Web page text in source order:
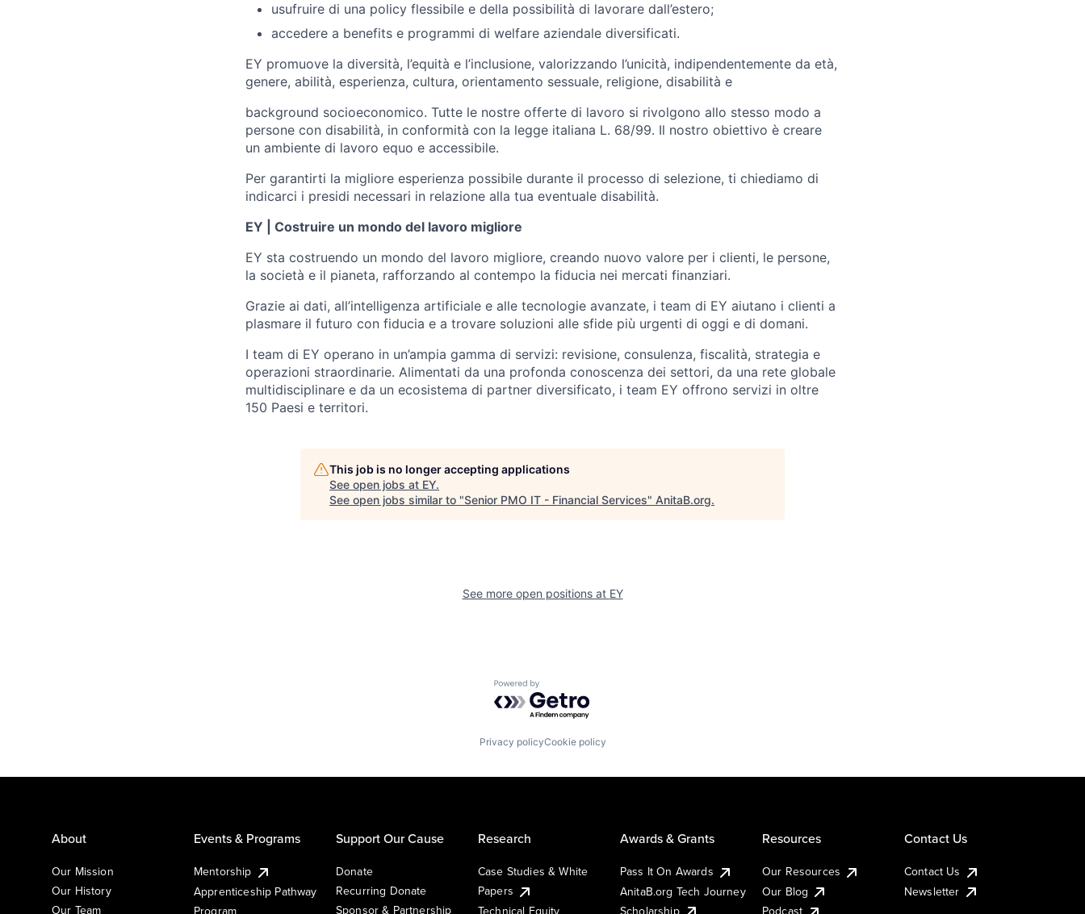
usufruire di una policy flessibile e della possibilità di lavorare dall’estero;
accedere a benefits e programmi di welfare aziendale diversificati.
EY promuove la diversità, l’equità e l’inclusione, valorizzando l’unicità, indipendentemente da età,
genere, abilità, esperienza, cultura, orientamento sessuale, religione, disabilità e
background socioeconomico. Tutte le nostre offerte di lavoro si rivolgono allo stesso modo a
persone con disabilità, in conformità con la legge italiana L. 68/99. Il nostro obiettivo è creare
un ambiente di lavoro equo e accessibile.
Per garantirti la migliore esperienza possibile durante il processo di selezione, ti chiediamo di
indicarci i presidi necessari in relazione alla tua eventuale disabilità.
EY | Costruire un mondo del lavoro migliore
EY sta costruendo un mondo del lavoro migliore, creando nuovo valore per i clienti, le persone,
la società e il pianeta, rafforzando al contempo la fiducia nei mercati finanziari.
Grazie ai dati, all’intelligenza artificiale e alle tecnologie avanzate, i team di EY aiutano i clienti a
plasmare il futuro con fiducia e a trovare soluzioni alle sfide più urgenti di oggi e di domani.
I team di EY operano in un’ampia gamma di servizi: revisione, consulenza, fiscalità, strategia e
operazioni straordinarie. Alimentati da una profonda conoscenza dei settori, da una rete globale
multidisciplinare e da un ecosistema di partner diversificato, i team EY offrono servizi in oltre
150 Paesi e territori.
This job is no longer accepting applications
See open jobs at EY.
See open jobs similar to "Senior PMO IT - Financial Services" AnitaB.org.
See more open positions at EY
Powered by Getro.com
Privacy policyCookie policy
About
Our Mission
Our History
Our Team
Events & Programs
Mentorship
Apprenticeship Pathway
Program
Support Our Cause
Donate
Recurring Donate
Sponsor & Partnership
Research
Case Studies & White
Papers
Technical Equity
Awards & Grants
Pass It On Awards
AnitaB.org Tech Journey
Scholarship
Resources
Our Resources
Our Blog
Contact Us
Contact Us
Newsletter